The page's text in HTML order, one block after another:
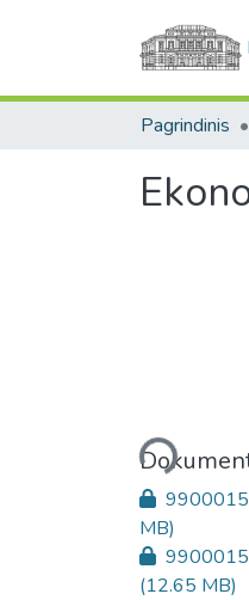
Pagrindinis
Įkeliama...
MB)
(12.65 MB)